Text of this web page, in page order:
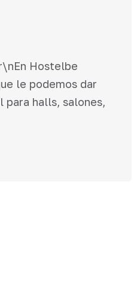
Hostelbe
le podemos dar
halls, salones,